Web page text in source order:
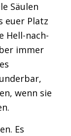
Säulen
euer Platz
Hell-nach-
immer
wenn sie
Es